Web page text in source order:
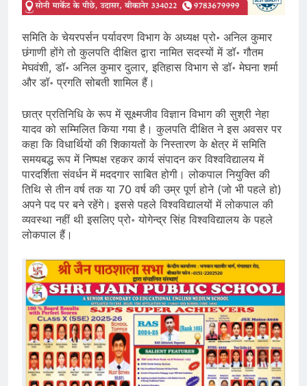
समिति के चेयरपर्सन पर्यावरण विभाग के अध्यक्ष प्रो॰ अनिल कुमार
छंगाणी होंगे तो कुलपति दीक्षित द्वारा नामित सदस्यों में डॉ॰ गौतम
मेघवंशी, डॉ॰ अनिल कुमार दुलार, इतिहास विभाग से डॉ॰ मेघना शर्मा
और डॉ॰ प्रगति सोबती शामिल हैं।
छात्र प्रतिनिधि के रूप में सूक्ष्मजीव विज्ञान विभाग की सुश्री नेहा
यादव को सम्मिलित किया गया है। कुलपति दीक्षित ने इस अवसर पर
कहा कि विधार्थियों की शिकायतों के निस्तारण के क्षेत्र में समिति
समयबद्ध रूप में निष्पक्ष रहकर कार्य संपादन कर विश्वविद्यालय में
पारदर्शिता संवर्धन में मददगार साबित होगी। लोकपाल नियुक्ति की
तिथि से तीन वर्ष तक या 70 वर्ष की उम्र पूर्ण होने (जो भी पहले हो)
अपने पद पर बने रहेंगे। इससे पहले विश्वविद्यालयों में लोकपाल की
व्यवस्था नहीं थी इसलिए प्रो॰ योगेन्द्र सिंह विश्वविद्यालय के पहले
लोकपाल हैं।